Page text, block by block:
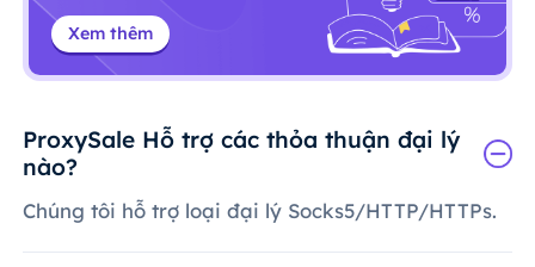
Xem thêm
ProxySale Hỗ trợ các thỏa thuận đại lý
nào?
Chúng tôi hỗ trợ loại đại lý Socks5/HTTP/HTTPs.